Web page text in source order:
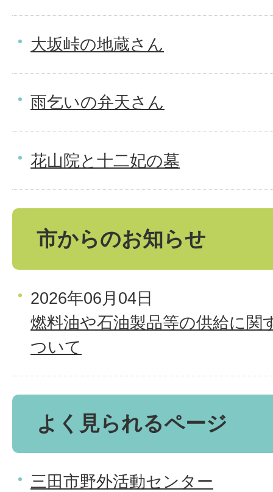
大坂峠の地蔵さん
雨乞いの弁天さん
花山院と十二妃の墓
市からのお知らせ
2026年06月04日
燃料油や石油製品等の供給に関
ついて
よく見られるページ
三田市野外活動センター